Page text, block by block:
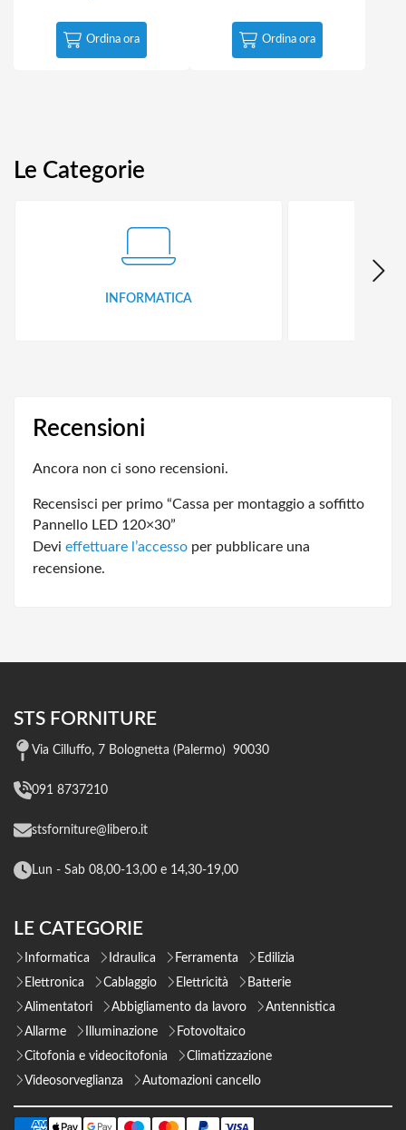
Ordina ora Ordina ora
Le Categorie
INFORMATICA
Recensioni
Ancora non ci sono recensioni.
Recensisci per primo “Cassa per montaggio a soffitto
Pannello LED 120×30”
Devi effettuare l’accesso per pubblicare una
recensione.
STS FORNITURE
Via Cilluffo, 7 Bolognetta (Palermo) 90030
091 8737210
stsforniture@libero.it
Lun - Sab 08,00-13,00 e 14,30-19,00
LE CATEGORIE
Informatica Idraulica Ferramenta
Edilizia
Elettronica
Cablaggio Elettricità
Batterie
Alimentatori
Abbigliamento da lavoro
Antennistica
Allarme
Illuminazione
Fotovoltaico
Citofonia e videocitofonia
Climatizzazione
Videosorveglianza
Automazioni cancello